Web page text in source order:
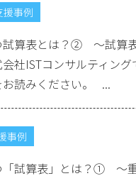
援事例
試算表とは？② ～試算
社ISTコンサルティン
お読みください。 ...
事例
「試算表」とは？① ～